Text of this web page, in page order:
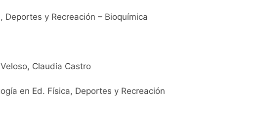
Deportes y Recreación – Bioquímica
Claudia Castro
en Ed. Física, Deportes y Recreación